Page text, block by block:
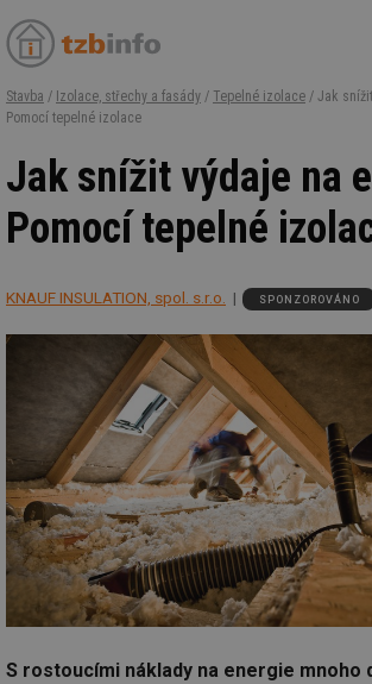
Stavba / Izolace, střechy a fasády / Tepelné izolace / Jak
Pomocí tepelné izolace
Jak snížit výdaje na
Pomocí tepelné
KNAUF INSULATION, spol. s.r.o. SPONZOROVÁNO
S rostoucími náklady na energie mnoho